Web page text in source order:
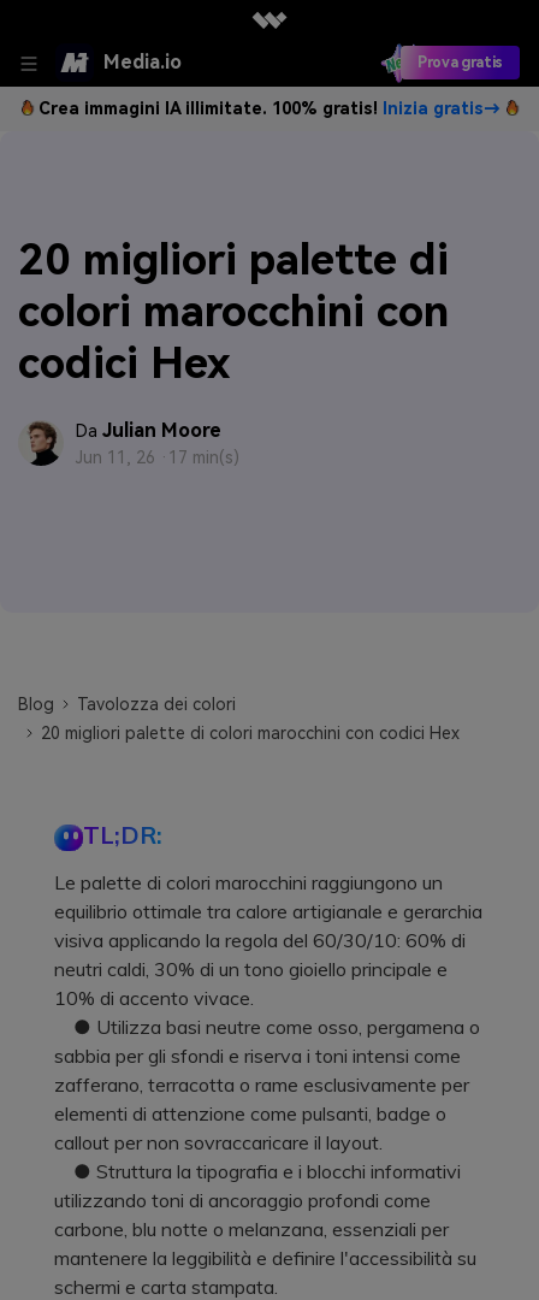
Media.io Prova gratis
Crea immagini IA illimitate. 100% gratis! Inizia gratis→
20 migliori palette di
colori marocchini con
codici Hex
Da Julian Moore
Jun 11, 26 · 17 min(s)
Blog
Tavolozza dei colori
20 migliori palette di colori marocchini con codici Hex
TL;DR:
Le palette di colori marocchini raggiungono un
equilibrio ottimale tra calore artigianale e gerarchia
visiva applicando la regola del 60/30/10: 60% di
neutri caldi, 30% di un tono gioiello principale e
10% di accento vivace.
● Utilizza basi neutre come osso, pergamena o
sabbia per gli sfondi e riserva i toni intensi come
zafferano, terracotta o rame esclusivamente per
elementi di attenzione come pulsanti, badge o
callout per non sovraccaricare il layout.
● Struttura la tipografia e i blocchi informativi
utilizzando toni di ancoraggio profondi come
carbone, blu notte o melanzana, essenziali per
mantenere la leggibilità e definire l'accessibilità su
schermi e carta stampata.